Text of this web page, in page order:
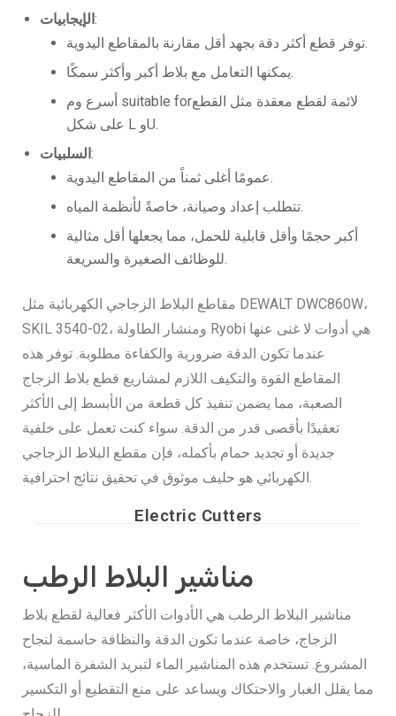
الإيجابيات :
توفر قطع أكثر دقة بجهد أقل مقارنة بالمقاطع اليدوية.
يمكنها التعامل مع بلاط أكبر وأكثر سمكًا.
أسرع وم suitable forلائمة لقطع معقدة مثل القطع
على شكل L وU.
السلبيات :
عمومًا أغلى ثمناً من المقاطع اليدوية.
تتطلب إعداد وصيانة، خاصةً لأنظمة المياه.
أكبر حجمًا وأقل قابلية للحمل، مما يجعلها أقل مثالية
للوظائف الصغيرة والسريعة.
مقاطع البلاط الزجاجي الكهربائية مثل DEWALT DWC860W،
SKIL 3540-02، ومنشار الطاولة Ryobi هي أدوات لا غنى عنها
عندما تكون الدقة ضرورية والكفاءة مطلوبة. توفر هذه
المقاطع القوة والتكيف اللازم لمشاريع قطع بلاط الزجاج
الصعبة، مما يضمن تنفيذ كل قطعة من الأبسط إلى الأكثر
تعقيدًا بأقصى قدر من الدقة. سواء كنت تعمل على خلفية
جديدة أو تجديد حمام بأكمله، فإن مقطع البلاط الزجاجي
الكهربائي هو حليف موثوق في تحقيق نتائج احترافية.
Electric Cutters
مناشير البلاط الرطب
مناشير البلاط الرطب هي الأدوات الأكثر فعالية لقطع بلاط
الزجاج، خاصة عندما تكون الدقة والنظافة حاسمة لنجاح
المشروع. تستخدم هذه المناشير الماء لتبريد الشفرة الماسية،
مما يقلل الغبار والاحتكاك ويساعد على منع التقطيع أو التكسير